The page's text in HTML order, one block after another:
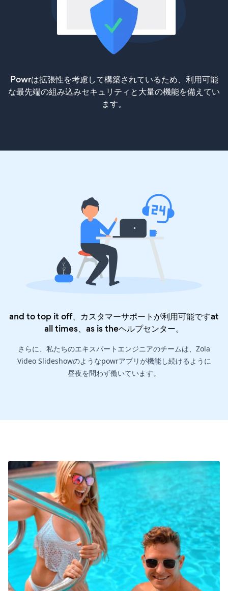
Powrは拡張性を考慮して構築されているため、利用可能
な最先端の組み込みセキュリティと大量の機能を備えてい
ます。
and to top it off、カスタマーサポートが利用可能ですat
all times、as is theヘルプセンター。
さらに、私たちのエキスパートエンジニアのチームは、Zola
Video Slideshowのようなpowrアプリが機能し続けるように
昼夜を問わず働いています。